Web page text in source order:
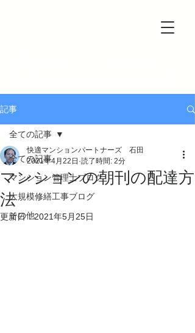
記事
全ての記事
マンション管理士ブログ
大規模修繕工事ブログ
その他
全ての記事
マンションの朝刊の配達方
法
快適マンションパートナーズ 石田
2021年4月22日 読了時間: 2分
更新日：2021年5月25日